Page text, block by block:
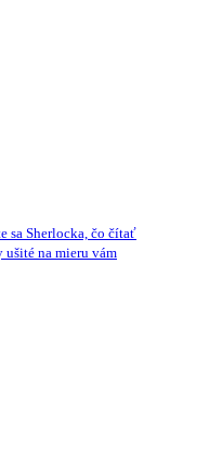
sa Sherlocka, čo čítať
na mieru vám